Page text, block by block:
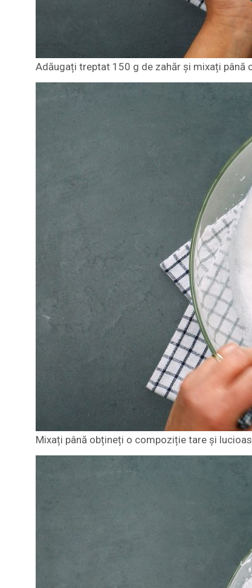
Adăugați treptat 150 g de zahăr și mixați până
Mixați până obțineți o compoziție tare și